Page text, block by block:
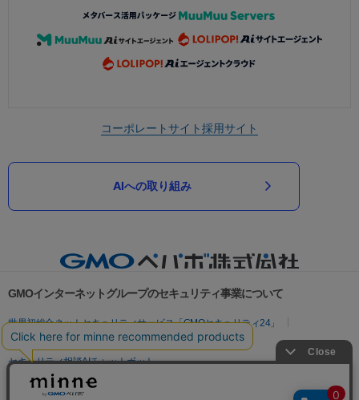
コーポレートサイト採用サイト
AIへの取り組み
GMOインターネットグループのセキュリティ事業について
世界初総合ネットセキュリティサービス「GMOセキュリティ24」
パスワード漏洩診断
Webサイトリスク診断
セキュリティ相談AIチャットボット
実在証明・盗聴対策